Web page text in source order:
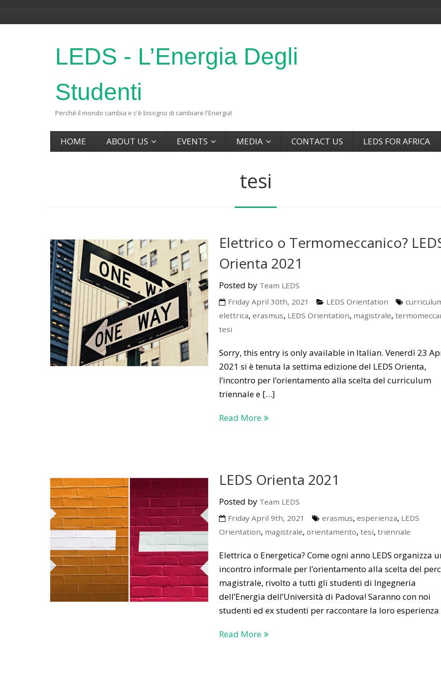
LEDS - L’Energia Degli
Studenti
Perché il mondo cambia e c'è bisogno di cambiare l'Energia!
HOME ABOUT US EVENTS MEDIA CONTACT US LEDS FOR AFRICA
tesi
Elettrico o Termomeccanico?
Orienta 2021
Posted by Team LEDS
Friday April 30th, 2021
LEDS Orientation
elettrica, erasmus, LEDS Orientation, magistrale,
tesi
Sorry, this entry is only available in Italian. Venerdì 23
2021 si è tenuta la settima edizione del LEDS Orienta,
l’incontro per l’orientamento alla scelta del curriculum
triennale e […]
Read More
LEDS Orienta 2021
Posted by Team LEDS
Friday April 9th, 2021
erasmus, esperienza, LEDS
Orientation, magistrale, orientamento, tesi, triennale
Elettrica o Energetica? Come ogni anno LEDS organizza
incontro informale per l’orientamento alla scelta del
magistrale, rivolto a tutti gli studenti di Ingegneria
dell’Energia dell’Università di Padova! Saranno con noi
studenti ed ex studenti per raccontare la loro esperienza
Read More